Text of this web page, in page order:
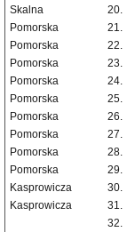
Skalna
20.
Pomorska
21.
Pomorska
22.
Pomorska
23.
Pomorska
24.
Pomorska
25.
Pomorska
26.
Pomorska
27.
Pomorska
28.
Pomorska
29.
Kasprowicza
30.
Kasprowicza
31.
32.